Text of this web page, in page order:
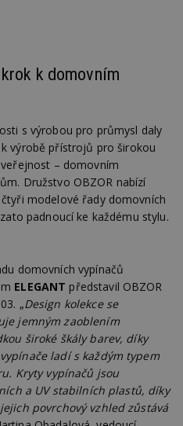
k domovním
s výrobou pro průmysl daly
výrobě přístrojů pro širokou
– domovním
Družstvo OBZOR nabízí
modelové řady domovních
padnoucí ke každému stylu.
domovních vypínačů
ELEGANT představil OBZOR
„Design kolekce se
jemným zaoblením
široké škály barev, díky
ladí s každým typem
Kryty vypínačů jsou
a UV stabilních plastů, díky
povrchový vzhled zůstává